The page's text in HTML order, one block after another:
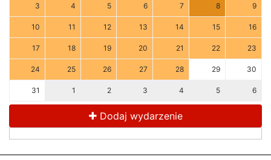
3 4 5 6 7 8 9
10 11 12 13 14 15 16
17 18 19 20 21 22 23
24 25 26 27 28 29 30
31 1 2 3 4 5 6
Dodaj wydarzenie